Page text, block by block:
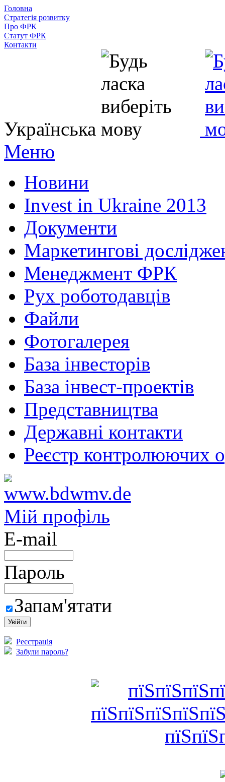
Головна
Стратегія розвитку
Про ФРК
Статут ФРК
Контакти
Українська
Меню
Новини
Invest in Ukraine 2013
Документи
Маркетингові
Менеджмент ФРК
Рух роботодавців
Файли
Фотогалерея
База інвесторів
База інвест-проектів
Представництва
Державні контакти
Реєстр контролюючих
Мій профіль
E-mail
Пароль
Запам'ятати
Реєстрація
Забули пароль?